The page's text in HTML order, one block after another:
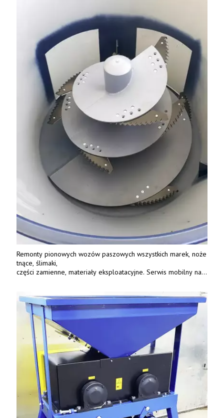
Remonty pionowych wozów paszowych wszystkich marek, noże
tnące, ślimaki,
części zamienne, materiały eksploatacyjne. Serwis mobilny na